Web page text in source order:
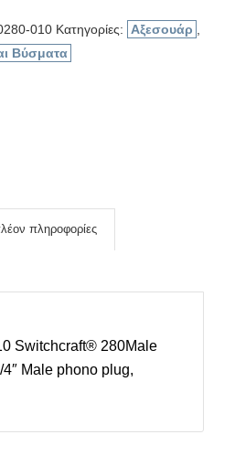
010 Κατηγορίες: Αξεσουάρ
Βύσματα
πληροφορίες
Switchcraft® 280Male
Male phono plug,